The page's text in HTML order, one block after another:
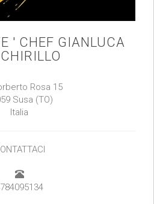
' CHEF GIANLUCA
Rosa 15
Susa (TO)
Italia